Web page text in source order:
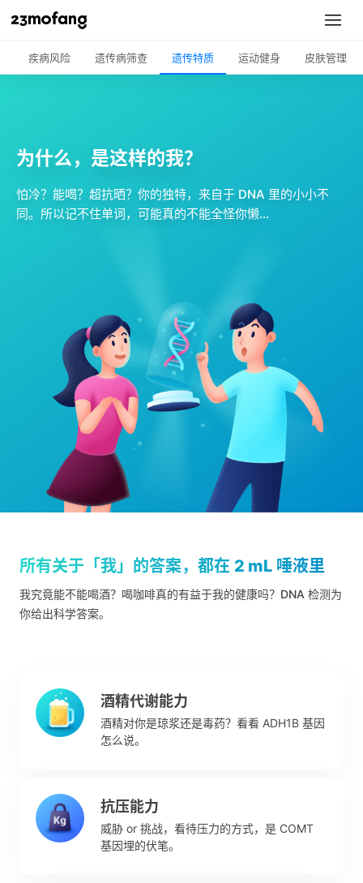
疾病风险 遗传病筛查 遗传特质 运动健身 皮肤管理
为什么，是这样的我？
怕冷？能喝？超抗晒？你的独特，来自于 DNA 里的小小不
同。所以记不住单词，可能真的不能全怪你懒…
所有关于「我」的答案，都在 2 mL 唾液里
我究竟能不能喝酒？喝咖啡真的有益于我的健康吗？DNA 检测为
你给出科学答案。
酒精代谢能力
酒精对你是琼浆还是毒药？看看 ADH1B 基因
怎么说。
抗压能力
威胁 or 挑战，看待压力的方式，是 COMT
基因埋的伏笔。